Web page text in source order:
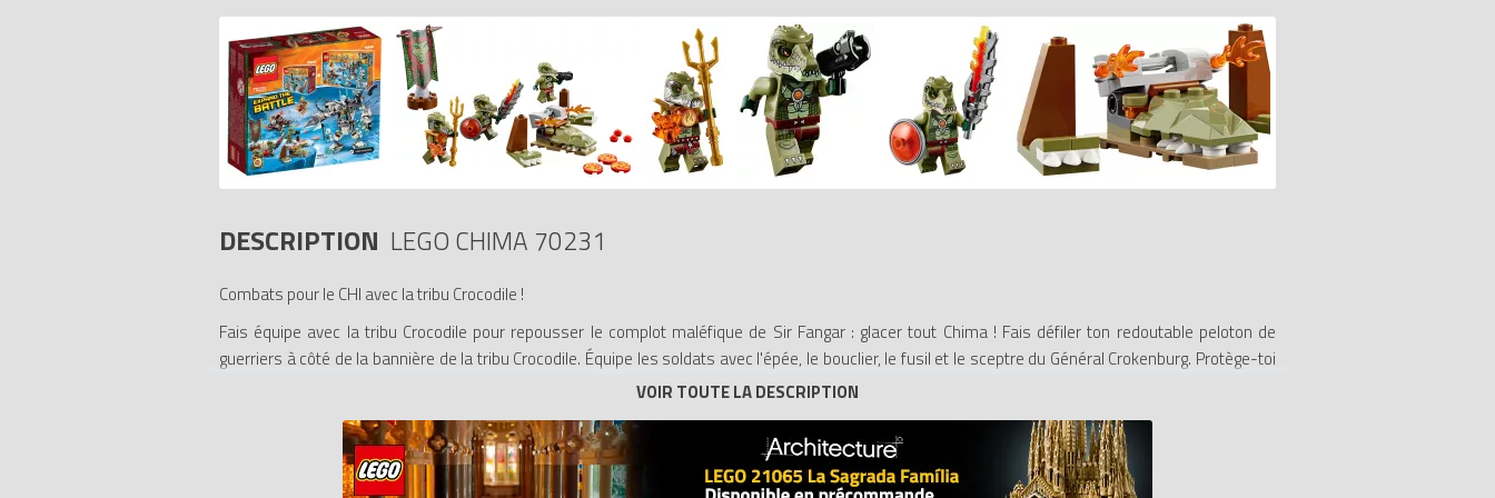
DESCRIPTION LEGO CHIMA 70231
Combats pour le CHI avec la tribu Crocodile !
Fais équipe avec la tribu Crocodile pour repousser le complot maléfique de Sir Fangar : glacer tout Chima ! Fais défiler ton redoutable peloton de
guerriers à côté de la bannière de la tribu Crocodile. Équipe les soldats avec l'épée, le bouclier, le fusil et le sceptre du Général Crokenburg. Protège-toi
des attaques ennemies derrière les pieds du croco et ajoute du mordant à tes batailles avec le lanceur de disques des marais ! Comprend 3 figurines
- Comprend une bannière de la tribu Croco, un lanceur de disques des marais, des éléments de feu transparents et 2 pieds Croco
- Les armes incluent le Trident de Feu du Général Crokenburg, une épée d'argent Vengblazer et un fusil de Feu